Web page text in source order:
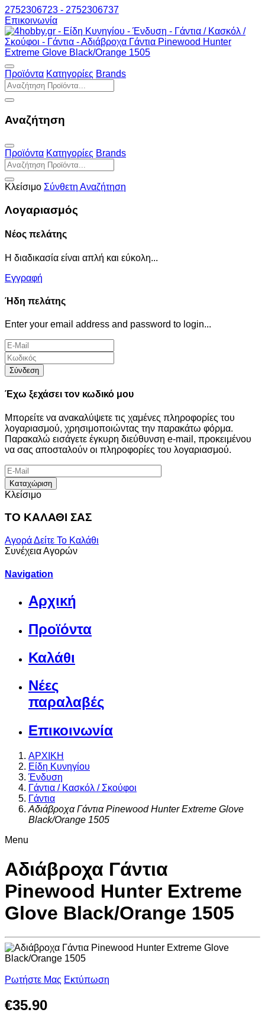
2752306723 - 2752306737
Επικοινωνία
Προϊόντα Κατηγορίες Brands
Αναζήτηση
Προϊόντα Κατηγορίες Brands
Κλείσιμο Σύνθετη Αναζήτηση
Λογαριασμός
Νέος πελάτης
Η διαδικασία είναι απλή και εύκολη...
Εγγραφή
Ήδη πελάτης
Enter your email address and password to login...
Σύνδεση
Έχω ξεχάσει τον κωδικό μου
Μπορείτε να ανακαλύψετε τις χαμένες πληροφορίες του
λογαριασμού, χρησιμοποιώντας την παρακάτω φόρμα.
Παρακαλώ εισάγετε έγκυρη διεύθυνση e-mail, προκειμένου
να σας αποσταλούν οι πληροφορίες του λογαριασμού.
Καταχώριση
Κλείσιμο
ΤΟ ΚΑΛΑΘΙ ΣΑΣ
ΑγοράΔείτε Το Καλάθι
Συνέχεια Αγορών
Navigation
Αρχική
Προϊόντα
Καλάθι
Νέες
παραλαβές
Επικοινωνία
ΑΡΧΙΚΗ
Είδη Κυνηγίου
Ένδυση
Γάντια / Κασκόλ / Σκούφοι
Γάντια
Αδιάβροχα Γάντια Pinewood Hunter Extreme Glove
Black/Orange 1505
Menu
Αδιάβροχα Γάντια
Pinewood Hunter Extreme
Glove Black/Orange 1505
Ρωτήστε Μας Εκτύπωση
€35.90